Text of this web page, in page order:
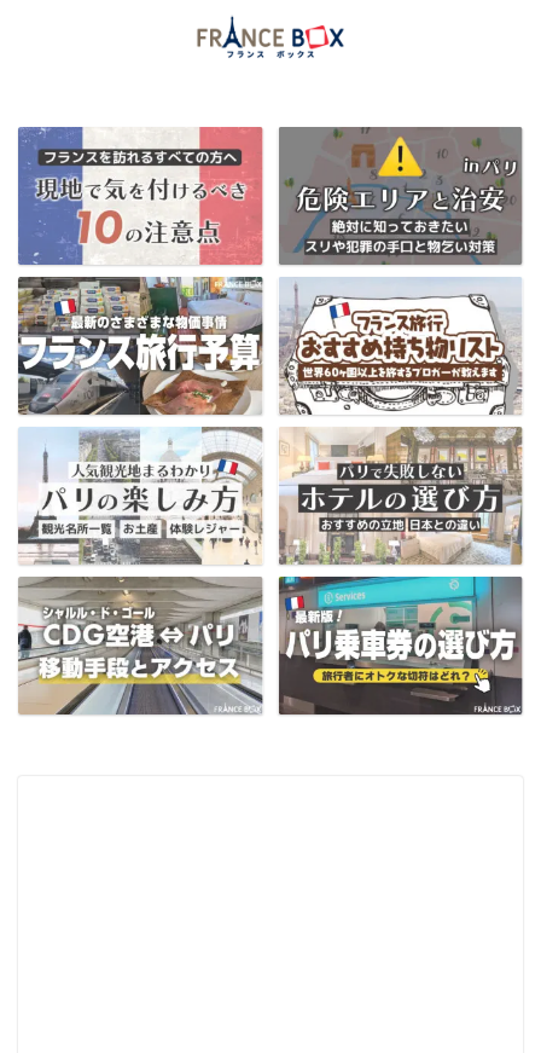
当ブログ限定フランス割引クーポンはコチラ